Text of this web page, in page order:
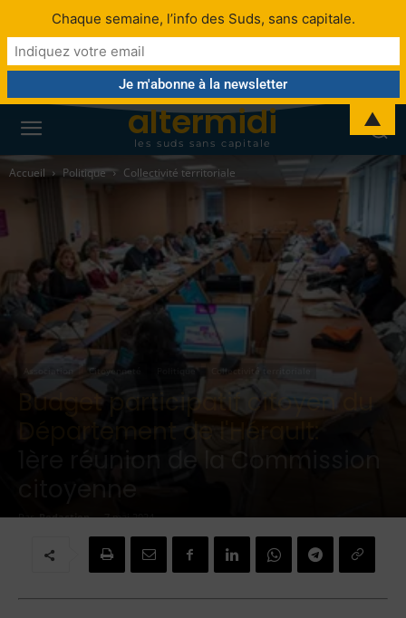
altermidi
les suds sans capitale
Accueil Politique Collectivité territoriale
Citoyenneté Collectivité territoriale
Budget participatif citoyen du
Département de l'Hérault:
1ère réunion de la Commission
citoyenne
Par Redaction - 7 mai 2024
Chaque semaine, l’info des Suds, sans capitale.
▲